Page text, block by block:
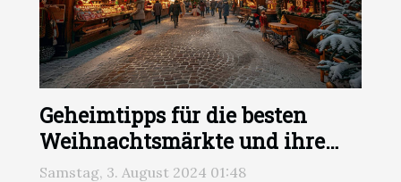
Geheimtipps für die besten
Weihnachtsmärkte und ihre
einzigartigen Traditionen
Samstag, 3. August 2024 01:48